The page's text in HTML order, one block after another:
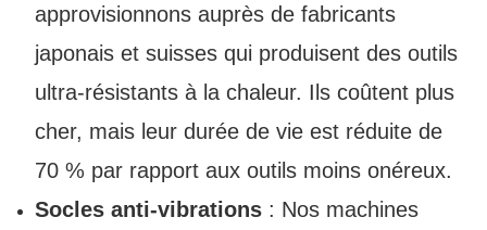
approvisionnons auprès de fabricants
japonais et suisses qui produisent des outils
ultra-résistants à la chaleur. Ils coûtent plus
cher, mais leur durée de vie est réduite de
70 % par rapport aux outils moins onéreux.
Socles anti-vibrations: Nos machines